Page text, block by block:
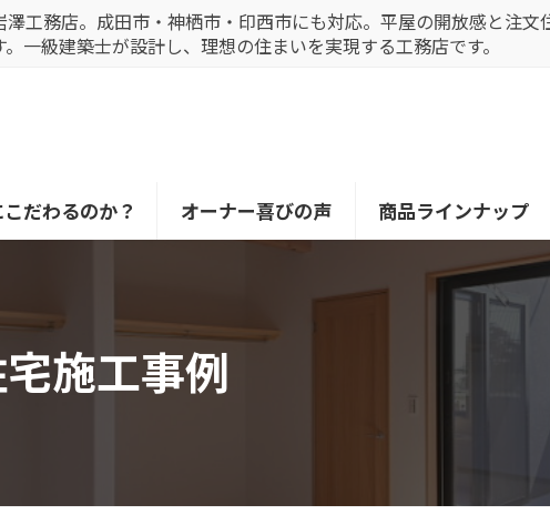
工務店。成田市・神栖市・印西市にも対応。平屋の開放感と注文
一級建築士が設計し、理想の住まいを実現する工務店です。
だわるのか？ オーナー喜びの声 商品ラインナップ
施工事例